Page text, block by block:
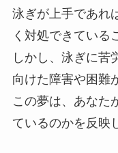
泳ぎが上手であれ
く対処できている
しかし、泳ぎに苦
向けた障害や困難
この夢は、あなた
ているのかを反映